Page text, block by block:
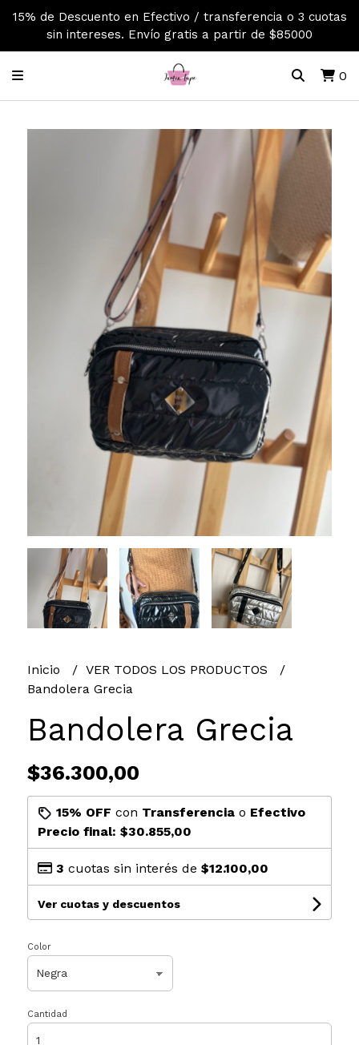
15% de Descuento en Efectivo / transferencia o 3 cuotas
sin intereses. Envío gratis a partir de $85000
0
Inicio
VER TODOS LOS PRODUCTOS
Bandolera Grecia
Bandolera Grecia
$36.300,00
15% OFF con Transferenciao Efectivo
Precio final: $30.855,00
3 cuotas sin interés de $12.100,00
Ver cuotas y descuentos
Color
Cantidad